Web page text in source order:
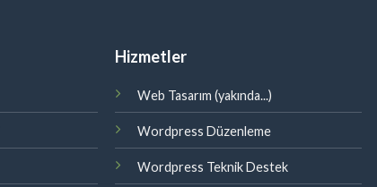
Hizmetler
Web Tasarım (yakında...)
Wordpress Düzenleme
Wordpress Teknik Destek